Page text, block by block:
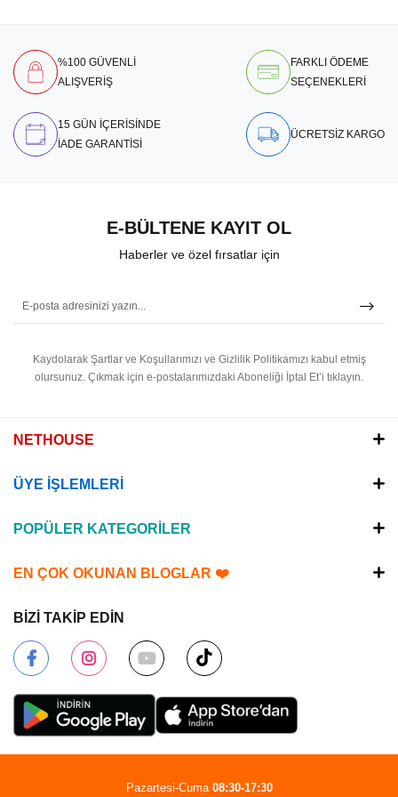
%100 GÜVENLİ
ALIŞVERİŞ
FARKLI ÖDEME
SEÇENEKLERİ
15 GÜN İÇERİSİNDE
İADE GARANTİSİ
ÜCRETSİZ KARGO
E-BÜLTENE KAYIT OL
Haberler ve özel fırsatlar için
Kaydolarak Şartlar ve Koşullarımızı ve Gizlilik Politikamızı kabul etmiş
olursunuz. Çıkmak için e-postalarımızdaki Aboneliği İptal Et’i tıklayın.
NETHOUSE
ÜYE İŞLEMLERİ
POPÜLER KATEGORİLER
EN ÇOK OKUNAN BLOGLAR ❤️
BİZİ TAKİP EDİN
Pazartesi-Cuma 08:30-17:30